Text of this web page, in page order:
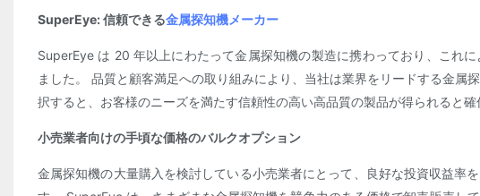
SuperEye: 信頼できる金属探知機メーカー
SuperEye は 20 年以上にわたって金属探知機の製造に携わっており、これ
ました。 品質と顧客満足への取り組みにより、当社は業界をリードする金
択すると、お客様のニーズを満たす信頼性の高い高品質の製品が得られると確
小売業者向けの手頃な価格のバルクオプション
金属探知機の大量購入を検討している小売業者にとって、良好な投資収益率